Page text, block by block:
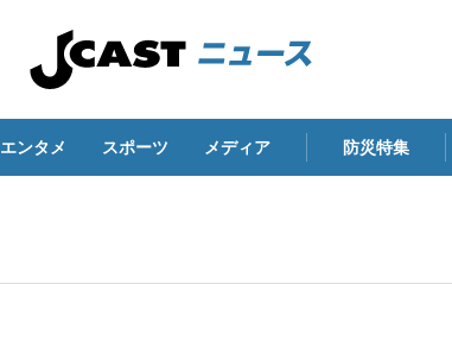
エンタメ スポーツ メディア 防災特集